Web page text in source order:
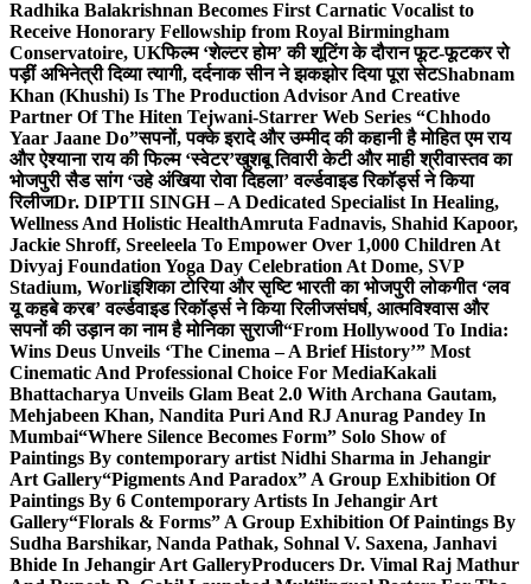
Radhika Balakrishnan Becomes First Carnatic Vocalist to
Receive Honorary Fellowship from Royal Birmingham
Conservatoire, UKफिल्म ‘शेल्टर होम’ की शूटिंग के दौरान फूट-फूटकर रो
पड़ीं अभिनेत्री दिव्या त्यागी, दर्दनाक सीन ने झकझोर दिया पूरा सेटShabnam
Khan (Khushi) Is The Production Advisor And Creative
Partner Of The Hiten Tejwani-Starrer Web Series “Chhodo
Yaar Jaane Do”सपनों, पक्के इरादे और उम्मीद की कहानी है मोहित एम राय
और ऐश्याना राय की फिल्म ‘स्वेटर’खुशबू तिवारी केटी और माही श्रीवास्तव का
भोजपुरी सैड सांग ‘उहे अंखिया रोवा दिहला’ वर्ल्डवाइड रिकॉर्ड्स ने किया
रिलीजDr. DIPTII SINGH – A Dedicated Specialist In Healing,
Wellness And Holistic HealthAmruta Fadnavis, Shahid Kapoor,
Jackie Shroff, Sreeleela To Empower Over 1,000 Children At
Divyaj Foundation Yoga Day Celebration At Dome, SVP
Stadium, Worliइशिका टोरिया और सृष्टि भारती का भोजपुरी लोकगीत ‘लव
यू कहबे करब’ वर्ल्डवाइड रिकॉर्ड्स ने किया रिलीजसंघर्ष, आत्मविश्वास और
सपनों की उड़ान का नाम है मोनिका सुराजी“From Hollywood To India:
Wins Deus Unveils ‘The Cinema – A Brief History’” Most
Cinematic And Professional Choice For MediaKakali
Bhattacharya Unveils Glam Beat 2.0 With Archana Gautam,
Mehjabeen Khan, Nandita Puri And RJ Anurag Pandey In
Mumbai“Where Silence Becomes Form” Solo Show of
Paintings By contemporary artist Nidhi Sharma in Jehangir
Art Gallery“Pigments And Paradox” A Group Exhibition Of
Paintings By 6 Contemporary Artists In Jehangir Art
Gallery“Florals & Forms” A Group Exhibition Of Paintings By
Sudha Barshikar, Nanda Pathak, Sohnal V. Saxena, Janhavi
Bhide In Jehangir Art GalleryProducers Dr. Vimal Raj Mathur